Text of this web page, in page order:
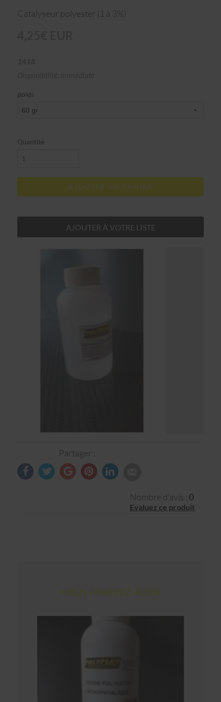
Catalyseur polyester (1 à 3%)
poids
Quantité
AJOUTER AU PANIER
AJOUTER À VOTRE LISTE
Partager :
Nombre d'avis : 0
Evaluez ce produit
VOUS AIMEREZ AUSSI